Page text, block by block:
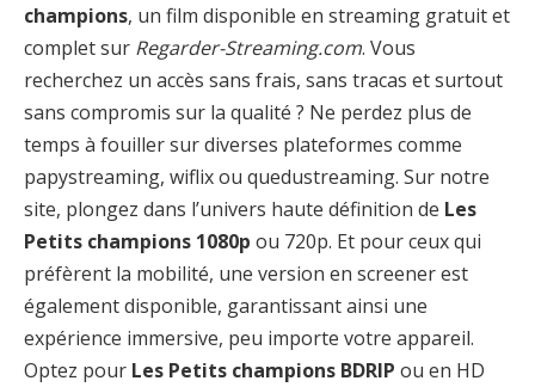
champions, un film disponible en streaming gratuit et
complet sur Regarder-Streaming.com. Vous
recherchez un accès sans frais, sans tracas et surtout
sans compromis sur la qualité ? Ne perdez plus de
temps à fouiller sur diverses plateformes comme
papystreaming, wiflix ou quedustreaming. Sur notre
site, plongez dans l’univers haute définition de Les
Petits champions 1080p ou 720p. Et pour ceux qui
préfèrent la mobilité, une version en screener est
également disponible, garantissant ainsi une
expérience immersive, peu importe votre appareil.
Optez pour Les Petits champions BDRIP ou en HD